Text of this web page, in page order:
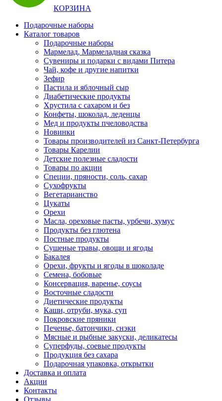
КОРЗИНА
Подарочные наборы
Каталог товаров
Подарочные наборы
Мармелад, Мармеладная сказка
Сувениры и подарки с видами Питера
Чай, кофе и другие напитки
Зефир
Пастила и яблочный сыр
Диабетические продукты
Хрустила с сахаром и без
Конфеты, шоколад, леденцы
Мед и продукты пчеловодства
Новинки
Товары производителей из Санкт-Петербурга
Товары Карелии
Детские полезные сладости
Товары по акции
Специи, пряности, соль, сахар
Сухофрукты
Вегетарианство
Цукаты
Орехи
Масла, ореховые пасты, урбечи, хумус
Продукты без глютена
Постные продукты
Сушеные травы, овощи и ягоды
Бакалея
Орехи, фрукты и ягоды в шоколаде
Семена, бобовые
Консервация, варенье, соусы
Восточные сладости
Диетические продукты
Каши, отруби, мука, суп
Покровские пряники
Печенье, батончики, снэки
Мясные и рыбные закуски, деликатесы
Суперфуды, соевые продукты
Продукция без сахара
Подарочная упаковка, открытки
Доставка и оплата
Акции
Контакты